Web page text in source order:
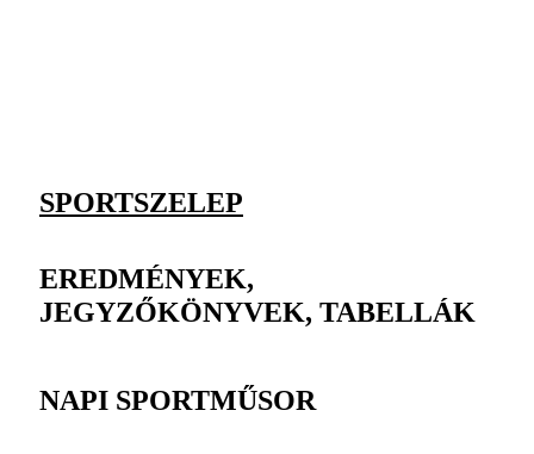
SPORTSZELEP
EREDMÉNYEK,
JEGYZŐKÖNYVEK, TABELLÁK
NAPI SPORTMŰSOR